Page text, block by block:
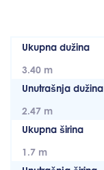
Ukupna dužina
3.40 m
Unutrašnja dužina
2.47 m
Ukupna širina
1.7 m